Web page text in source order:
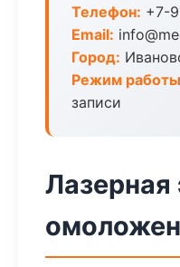
Телефон: +7-
Email:
Город:
Режим
записи
Лазерная